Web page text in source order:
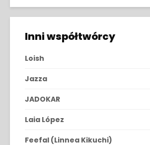
Inni współtwórcy
Loish
Jazza
JADOKAR
Laia López
Feefal (Linnea Kikuchi)